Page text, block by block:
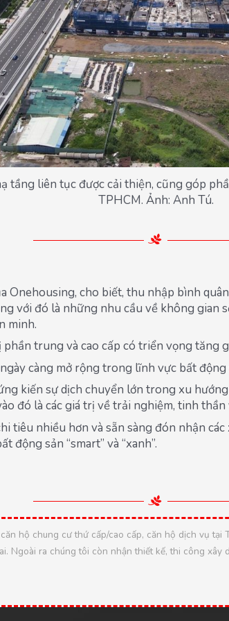
tầng liên tục được cải thiện, cũng góp
TPHCM. Ảnh: Anh Tú.
Onehousing, cho biết, thu nhập bình
với đó là những nhu cầu về không gian
minh.
trung và cao cấp có triển vọng tăng
càng mở rộng trong lĩnh vực bất
kiến sự dịch chuyển lớn trong xu
đó là các giá trị về trải nghiệm, tinh thần
tiêu nhiều hơn và sẵn sàng đón nhận
động sản “smart” và “xanh”.
hộ chung cư thứ cấp/cao cấp, căn hộ dịch vụ
Ngoài ra chúng tôi còn nhận thiết kế, thi công